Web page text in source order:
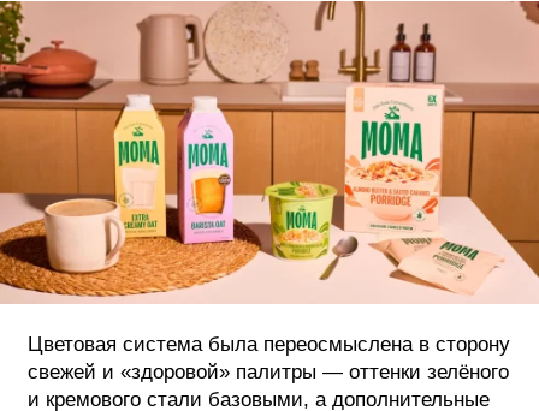
Цветовая система была переосмыслена в сторону
свежей и «здоровой» палитры — оттенки зелёного
и кремового стали базовыми, а дополнительные